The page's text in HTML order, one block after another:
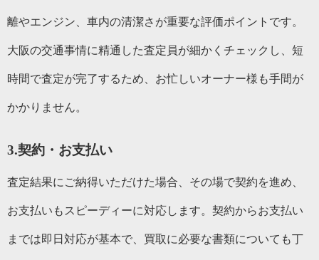
離やエンジン、車内の清潔さが重要な評価ポイントです。
大阪の交通事情に精通した査定員が細かくチェックし、短
時間で査定が完了するため、お忙しいオーナー様も手間が
かかりません。
3.契約・お支払い
査定結果にご納得いただけた場合、その場で契約を進め、
お支払いもスピーディーに対応します。契約からお支払い
までは即日対応が基本で、買取に必要な書類についても丁